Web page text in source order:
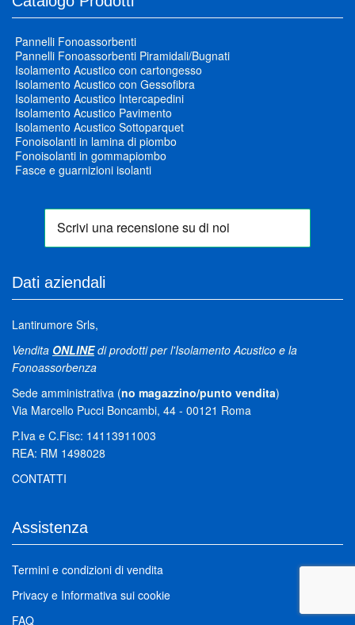
Pannelli Fonoassorbenti
Pannelli Fonoassorbenti Piramidali/Bugnati
Isolamento Acustico con cartongesso
Isolamento Acustico con Gessofibra
Isolamento Acustico Intercapedini
Isolamento Acustico Pavimento
Isolamento Acustico Sottoparquet
Fonoisolanti in lamina di piombo
Fonoisolanti in gommapiombo
Fasce e guarnizioni isolanti
Dati aziendali
Lantirumore Srls,
Vendita ONLINEdi prodotti per l'Isolamento Acustico e la
Fonoassorbenza
Sede amministrativa (no magazzino/punto vendita)
Via Marcello Pucci Boncambi, 44 - 00121 Roma
P.Iva e C.Fisc: 14113911003
REA: RM 1498028
CONTATTI
Assistenza
Termini e condizioni di vendita
Privacy e Informativa sui cookie
FAQ